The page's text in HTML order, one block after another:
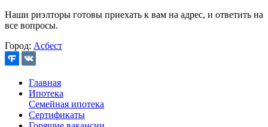
Наши риэлторы готовы приехать к вам на адрес, и ответить на
все вопросы.
Город: Асбест
Главная
Ипотека
Семейная ипотека
Сертификаты